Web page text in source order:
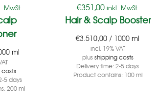
MwSt.
ml
costs
5 days
200ml
€351,00 inkl. MwSt.
Hair & Scalp Booster
€3.510,00 / 1000 ml
incl. 19% VAT
plusshipping costs
Delivery time:2-5 days
Product contains: 100ml